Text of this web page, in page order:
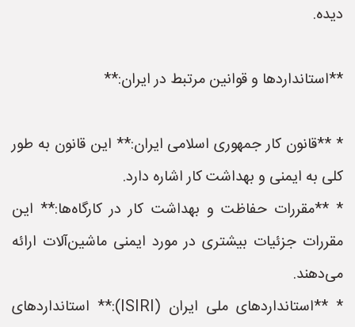
دیده.
**استانداردها و قوانین مرتبط در ایران:**
* **قانون کار جمهوری اسلامی ایران:** این قانون به طور
کلی به ایمنی و بهداشت کار اشاره دارد.
* **مقررات حفاظت و بهداشت کار در کارگاه‌ها:** این
مقررات جزئیات بیشتری در مورد ایمنی ماشین‌آلات ارائه
می‌دهند.
* **استانداردهای ملی ایران (ISIRI):** استانداردهای